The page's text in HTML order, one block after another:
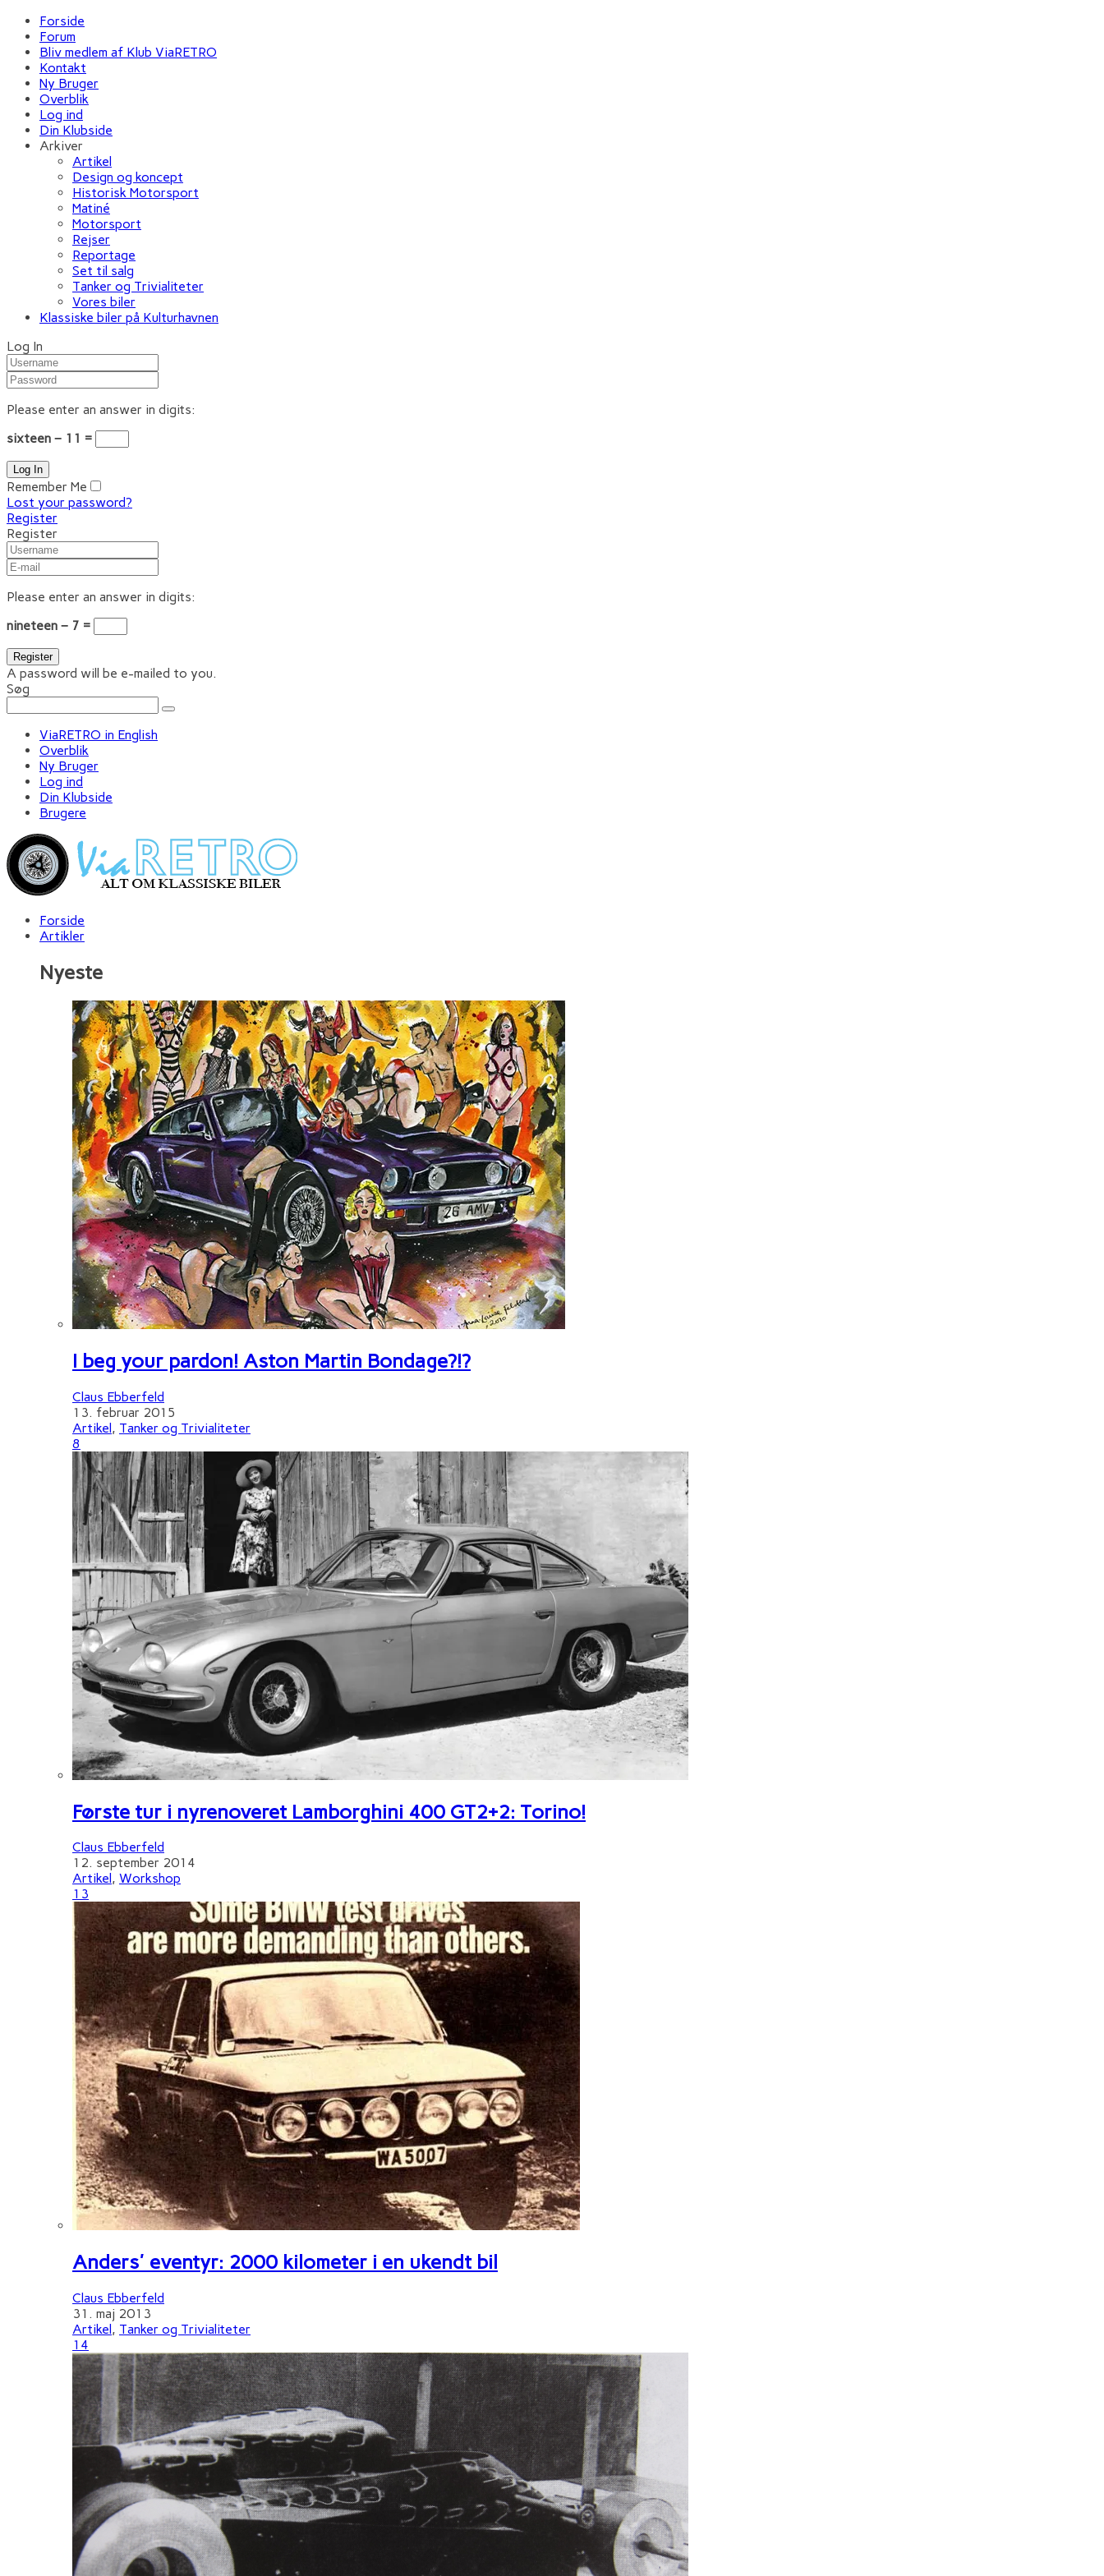
Forside
Forum
Bliv medlem af Klub ViaRETRO
Kontakt
Ny Bruger
Overblik
Log ind
Din Klubside
Arkiver
Artikel
Design og koncept
Historisk Motorsport
Matiné
Motorsport
Rejser
Reportage
Set til salg
Tanker og Trivialiteter
Vores biler
Klassiske biler på Kulturhavnen
Log In
Please enter an answer in digits:
sixteen − 11 =
Remember Me
Lost your password?
Register
Register
Please enter an answer in digits:
nineteen − 7 =
A password will be e-mailed to you.
Søg
ViaRETRO in English
Overblik
Ny Bruger
Log ind
Din Klubside
Brugere
Forside
Artikler
Nyeste
I beg your pardon! Aston Martin Bondage?!?
Claus Ebberfeld
13. februar 2015
Artikel, Tanker og Trivialiteter
8
Første tur i nyrenoveret Lamborghini 400 GT2+2: Torino!
Claus Ebberfeld
12. september 2014
Artikel , Workshop
13
Anders' eventyr: 2000 kilometer i en ukendt bil
Claus Ebberfeld
31. maj 2013
Artikel , Tanker og Trivialiteter
14